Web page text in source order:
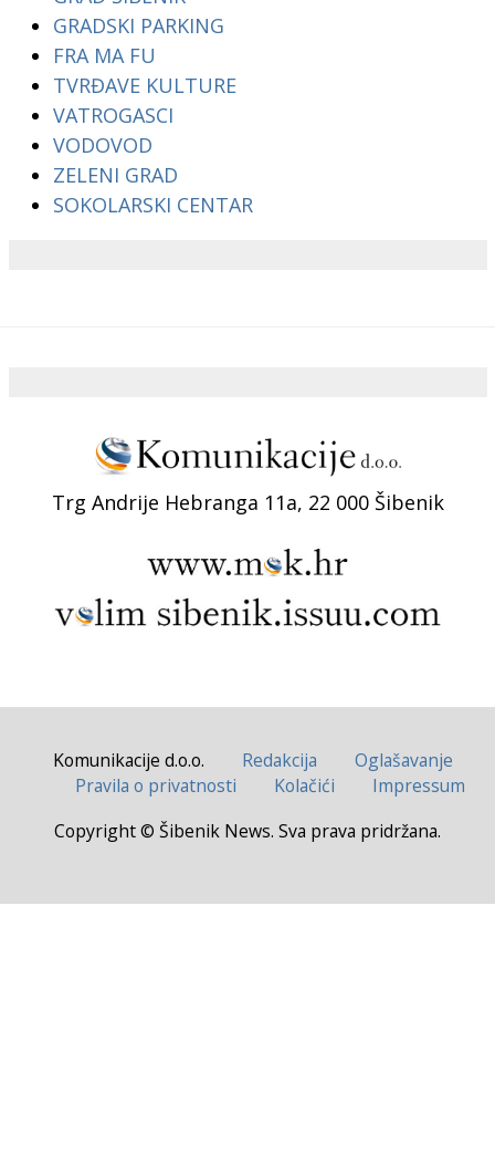
GRADSKI PARKING
FRA MA FU
TVRĐAVE KULTURE
VATROGASCI
VODOVOD
ZELENI GRAD
SOKOLARSKI CENTAR
Trg Andrije Hebranga 11a, 22 000 Šibenik
Komunikacije d.o.o. Redakcija
Oglašavanje
Pravila o privatnosti
Kolačići
Impressum
Copyright © Šibenik News. Sva prava pridržana.